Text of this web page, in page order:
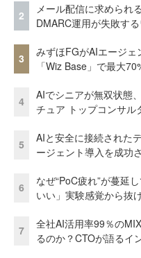
2
メール配信に求められ
DMARC運用が失敗す
3
みずほFGがAIエージ
「Wiz Base」で最大
4
AIでシニアが無双状態
チュア トップコンサル
5
AIと安全に接続された
ージェント導入を成功
6
なぜ“PoC疲れ”が蔓延
いい」実験感覚から抜
7
全社AI活用率99％の
るのか？CTOが語るイ